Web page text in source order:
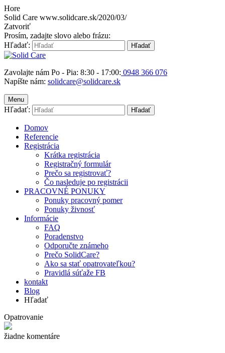
Hore
Solid Care www.solidcare.sk/2020/03/
Zatvoriť
Prosím, zadajte slovo alebo frázu:
Hľadať:
Hľadať
Zavolajte nám Po - Pia: 8:30 - 17:00: 0948 366 076
Napíšte nám: solidcare@solidcare.sk
Menu
Hľadať: Hľadať
Domov
Referencie
Registrácia
Krátka registrácia
Registračný formulár
Prečo sa registrovať?
Čo nasleduje po registrácii
PRACOVNÉ PONUKY
Ponuky pracovný pomer
Ponuky živnosť
Informácie
FAQ
Poradenstvo
Odporučte známeho
Prečo SolidCare?
Ako sa stať opatrovateľkou?
Pravidlá súťaže FB
kontakt
Blog
Hľadať
Opatrovanie
žiadne komentáre